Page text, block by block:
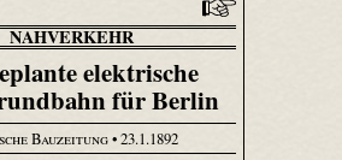
NAHVERKEHR
elektrische
für Berlin
Bauzeitung• 23.1.1892